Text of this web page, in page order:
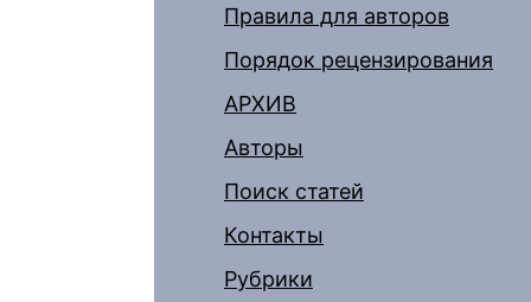
Правила для авторов
Порядок рецензирования
АРХИВ
Авторы
Поиск статей
Контакты
Рубрики